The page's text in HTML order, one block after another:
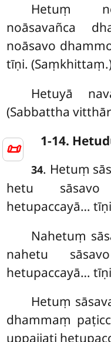
📜
Hetuṃ
noāsavañca
noāsavo
tīṇi.
Hetuyā
(Sabbattha
1-14.
34. Hetuṃ
hetu
hetupaccayā…
Nahetuṃ
nahetu
hetupaccayā…
Hetuṃ
dhammaṃ
uppajjati